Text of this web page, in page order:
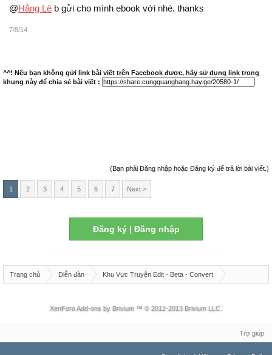
@Hằng Lê b gửi cho mình ebook với nhé. thanks
7/8/14
^^! Nếu bạn không gửi link bài viết trên Facebook được, hãy sử dụng link trong
khung này để chia sẻ bài viết :
(Bạn phải Đăng nhập hoặc Đăng ký để trả lời bài viết.)
1 2 3 4 5 6 7 Next >
Đăng ký | Đăng nhập
Trang chủ Diễn đàn Khu Vực Truyện Edit - Beta - Convert
XenForo Add-ons by Brivium ™ © 2012-2013 Brivium LLC.
Trợ giúp